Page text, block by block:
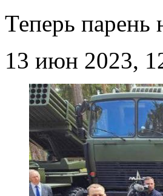
Теперь парень
13 июн 2023,